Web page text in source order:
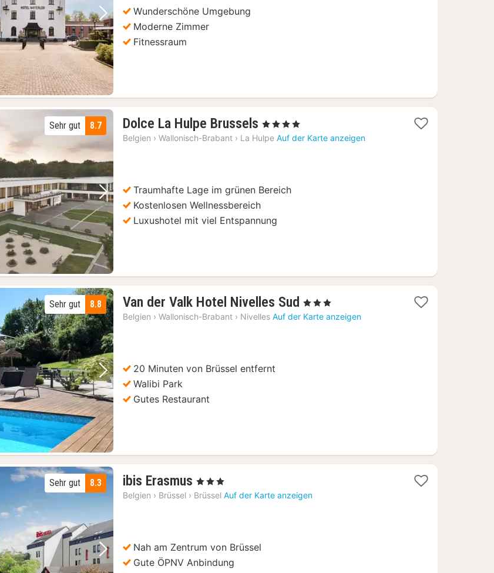
Bild Nächstes Bild
Wunderschöne Umgebung
Moderne Zimmer
Fitnessraum
Bild Nächstes Bild
8.7
Sehr gut Dolce La Hulpe Brussels 3
Nächte
, 4 Sterne
Belgien › Wallonisch-Brabant › La Hulpe Auf der Karte anzeigen
Traumhafte Lage im grünen Bereich
Kostenlosen Wellnessbereich
Luxushotel mit viel Entspannung
Bild Nächstes Bild
8.8
Sehr gut Van der Valk Hotel Nivelles Sud 1
Nacht
, 3 Sterne
Belgien › Wallonisch-Brabant › Nivelles Auf der Karte anzeigen
20 Minuten von Brüssel entfernt
Walibi Park
Gutes Restaurant
Bild Nächstes Bild
8.3
Sehr gut ibis Erasmus 1
Nacht
, 3 Sterne
Belgien › Brüssel › Brüssel Auf der Karte anzeigen
Nah am Zentrum von Brüssel
Gute ÖPNV Anbindung